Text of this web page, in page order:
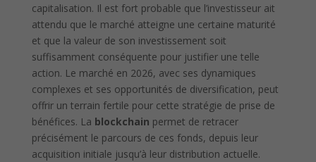
capitalisation. Il est fort probable que l’investisseur ait
attendu que le marché atteigne une certaine maturité
et que la valeur de son investissement soit
suffisamment conséquente pour justifier une telle
action. Le marché en 2026, avec ses dynamiques
complexes et ses opportunités de diversification, peut
offrir un terrain fertile pour cette stratégie de prise de
bénéfices. La blockchain permet de retracer
précisément le parcours de ces fonds, depuis leur
acquisition initiale jusqu’à leur distribution actuelle.